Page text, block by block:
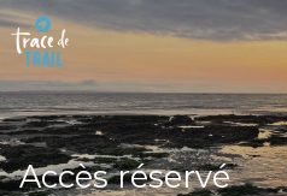
Accès réservé